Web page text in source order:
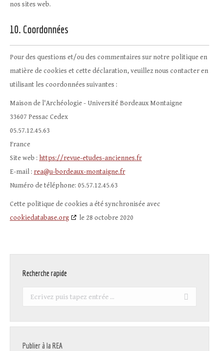
nos sites web.
10. Coordonnées
Pour des questions et/ou des commentaires sur notre politique en
matière de cookies et cette déclaration, veuillez nous contacter en
utilisant les coordonnées suivantes :
Maison de l'Archéologie - Université Bordeaux Montaigne
33607 Pessac Cedex
05.57.12.45.63
France
Site web : https://revue-etudes-anciennes.fr
E-mail : rea@u-bordeaux-montaigne.fr
Numéro de téléphone: 05.57.12.45.63
Cette politique de cookies a été synchronisée avec
cookiedatabase.org
le 28 octobre 2020
Recherche rapide
Recherche
Publier à la REA